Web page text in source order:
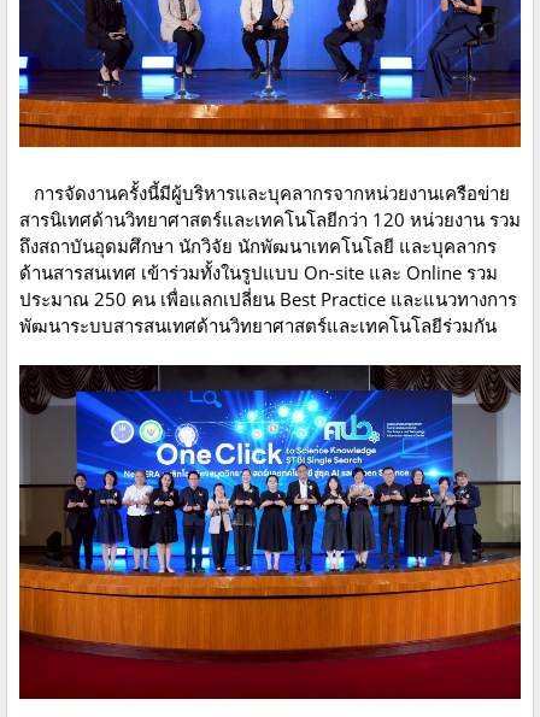
การจัดงานครั้งนี้มีผู้บริหารและบุคลากรจากหน่วยงานเครือข่าย
สารนิเทศด้านวิทยาศาสตร์และเทคโนโลยีกว่า 120 หน่วยงาน รวม
ถึงสถาบันอุดมศึกษา นักวิจัย นักพัฒนาเทคโนโลยี และบุคลากร
ด้านสารสนเทศ เข้าร่วมทั้งในรูปแบบ On-site และ Online รวม
ประมาณ 250 คน เพื่อแลกเปลี่ยน Best Practice และแนวทางการ
พัฒนาระบบสารสนเทศด้านวิทยาศาสตร์และเทคโนโลยีร่วมกัน